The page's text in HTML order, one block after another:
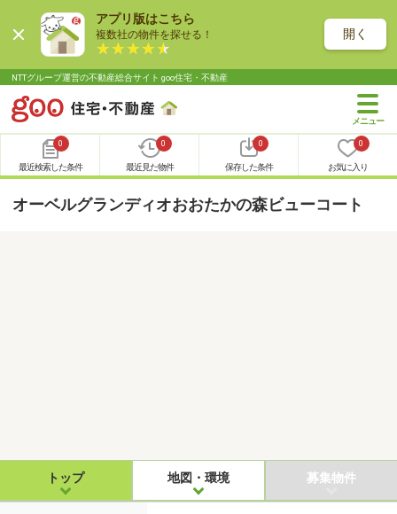
アプリ版はこちら
複数社の物件を探せる！ 開く
NTTグループ運営の不動産総合サイト goo住宅・不動産
0
最近検索した条件
0
最近見た物件
0
保存した条件
0
お気に入り
オーベルグランディオおおたかの森ビューコート
トップ 地図・環境 募集物件